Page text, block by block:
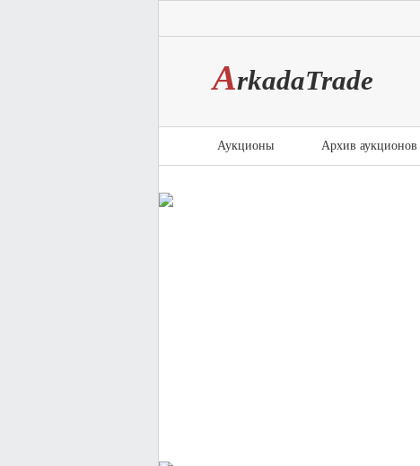
ArkadaTrade
Аукционы Архив аукционов